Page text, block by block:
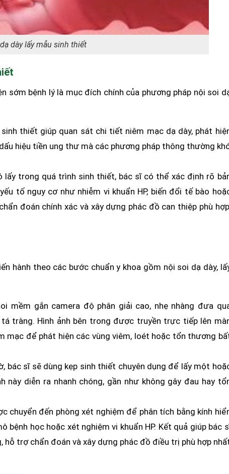
dày lấy mẫu sinh thiết
sớm bệnh lý là mục đích chính của phương pháp nội soi
thiết giúp quan sát chi tiết niêm mạc dạ dày, phát
hiệu tiền ung thư mà các phương pháp thông thường
lấy trong quá trình sinh thiết, bác sĩ có thể xác định rõ
tố nguy cơ như nhiễm vi khuẩn HP, biến đổi tế bào
đoán chính xác và xây dựng phác đồ can thiệp phù
hành theo các bước chuẩn y khoa gồm nội soi dạ dày,
mềm gắn camera độ phân giải cao, nhẹ nhàng đưa
tràng. Hình ảnh bên trong được truyền trực tiếp lên
mạc để phát hiện các vùng viêm, loét hoặc tổn thương
bác sĩ sẽ dùng kẹp sinh thiết chuyên dụng để lấy một
diễn ra nhanh chóng, gần như không gây đau hay
chuyển đến phòng xét nghiệm để phân tích bằng kính
bệnh học hoặc xét nghiệm vi khuẩn HP. Kết quả giúp bác
trợ chẩn đoán và xây dựng phác đồ điều trị phù hợp